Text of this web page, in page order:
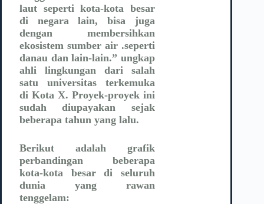
laut seperti kota-kota besar
di negara lain, bisa juga
dengan membersihkan
ekosistem sumber air .seperti
danau dan lain-lain.” ungkap
ahli lingkungan dari salah
satu universitas terkemuka
di Kota X. Proyek-proyek ini
sudah diupayakan sejak
beberapa tahun yang lalu.
Berikut adalah grafik
perbandingan beberapa
kota-kota besar di seluruh
dunia yang rawan
tenggelam: